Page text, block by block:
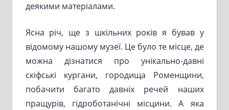
деякими матеріалами.
Ясна річ, ще з шкільних років я бував у
відомому нашому музеї. Це було те місце, де
можна дізнатися про унікально-давні
скіфські кургани, городища Роменщини,
побачити багато давніх речей наших
пращурів, гідроботанічні місцини. А яка